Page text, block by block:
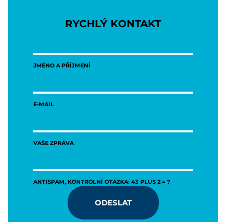
RYCHLÝ KONTAKT
JMÉNO A PŘÍJMENÍ
E-MAIL
VAŠE ZPRÁVA
ANTISPAM, KONTROLNÍ OTÁZKA: 43 PLUS 2 = ?
ODESLAT